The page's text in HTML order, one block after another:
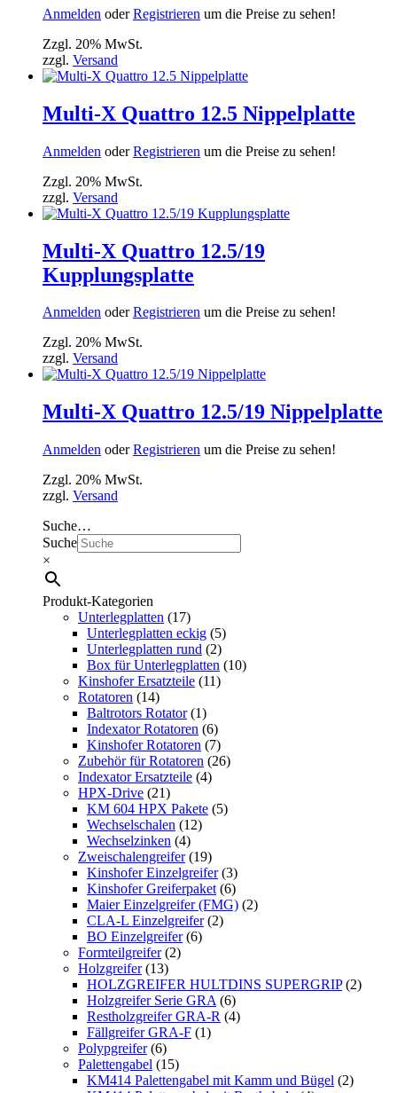
Anmelden oderRegistrieren um die Preise zu sehen!
Zzgl. 20% MwSt.
zzgl. Versand
Multi-X Quattro 12.5 Nippelplatte
Anmelden oderRegistrieren um die Preise zu sehen!
Zzgl. 20% MwSt.
zzgl. Versand
Multi-X Quattro 12.5/19
Kupplungsplatte
Anmelden oderRegistrieren um die Preise zu sehen!
Zzgl. 20% MwSt.
zzgl. Versand
Multi-X Quattro 12.5/19 Nippelplatte
Anmelden oderRegistrieren um die Preise zu sehen!
Zzgl. 20% MwSt.
zzgl. Versand
Suche…
Suche
×
Produkt-Kategorien
Unterlegplatten (17)
Unterlegplatten eckig (5)
Unterlegplatten rund (2)
Box für Unterlegplatten (10)
Kinshofer Ersatzteile (11)
Rotatoren (14)
Baltrotors Rotator (1)
Indexator Rotatoren (6)
Kinshofer Rotatoren (7)
Zubehör für Rotatoren (26)
Indexator Ersatzteile (4)
HPX-Drive (21)
KM 604 HPX Pakete (5)
Wechselschalen (12)
Wechselzinken (4)
Zweischalengreifer (19)
Kinshofer Einzelgreifer (3)
Kinshofer Greiferpaket (6)
Maier Einzelgreifer (FMG) (2)
CLA-L Einzelgreifer (2)
BO Einzelgreifer (6)
Formteilgreifer (2)
Holzgreifer (13)
HOLZGREIFER HULTDINS SUPERGRIP (2)
Holzgreifer Serie GRA (6)
Restholzgreifer GRA-R (4)
Fällgreifer GRA-F (1)
Polypgreifer (6)
Palettengabel (15)
KM414 Palettengabel mit Kamm und Bügel (2)